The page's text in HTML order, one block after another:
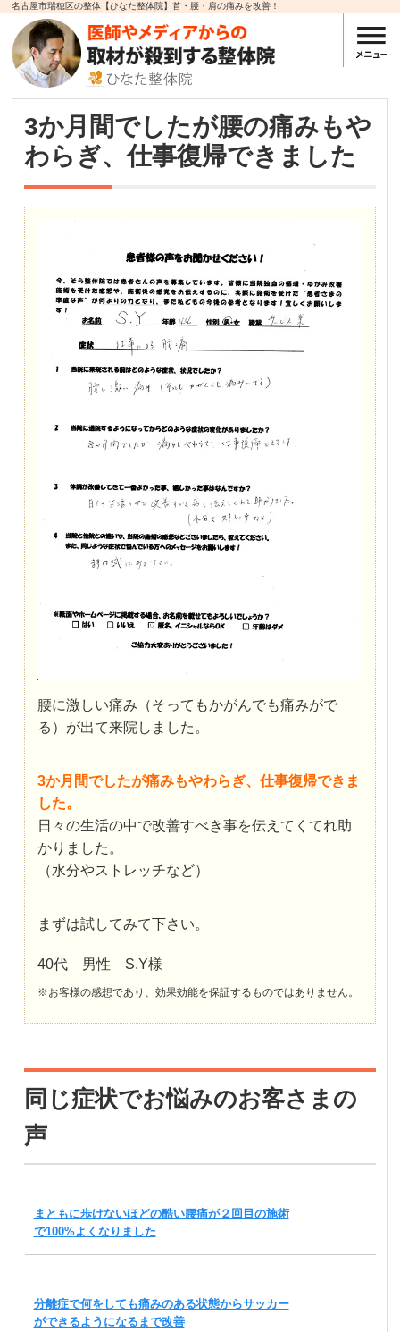
名古屋市瑞穂区の整体【ひなた整体院】首・腰・肩の痛みを改善！
3か月間でしたが腰の痛みもや
わらぎ、仕事復帰できました
腰に激しい痛み（そってもかがんでも痛みがで
る）が出て来院しました。
3か月間でしたが痛みもやわらぎ、仕事復帰できま
した。
日々の生活の中で改善すべき事を伝えてくてれ助
かりました。
（水分やストレッチなど）
まずは試してみて下さい。
40代 男性 S.Y様
※お客様の感想であり、効果効能を保証するものではありません。
同じ症状でお悩みのお客さまの
声
まともに歩けないほどの酷い腰痛が２回目の施術
で100%よくなりました
分離症で何をしても痛みのある状態からサッカー
ができるようになるまで改善